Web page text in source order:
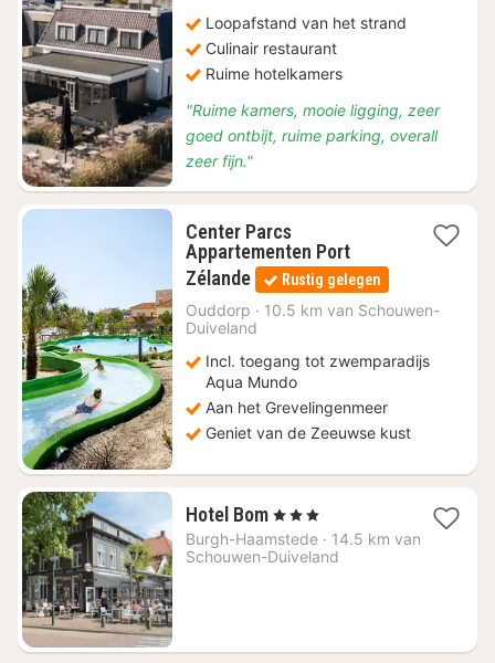
Loopafstand van het strand
Culinair restaurant
Ruime hotelkamers
"Ruime kamers, mooie ligging, zeer
goed ontbijt, ruime parking, overall
zeer fijn."
Center Parcs
Appartementen Port
Zélande2
nachten
vanaf
€
Rustig gelegen
Ouddorp · 10.5 km van Schouwen-
Duiveland
Incl. toegang tot zwemparadijs
Aqua Mundo
Aan het Grevelingenmeer
Geniet van de Zeeuwse kust
Hotel Bom2
nachten
vanaf
, 3 Sterren
Burgh-Haamstede · 14.5 km van
Schouwen-Duiveland